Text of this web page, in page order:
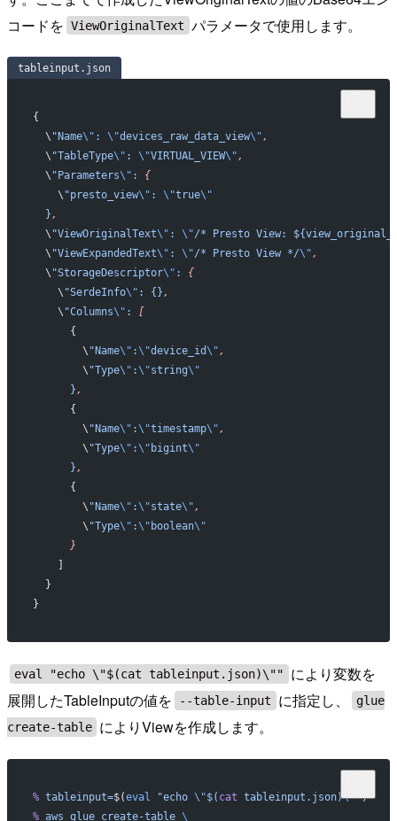
コードを ViewOriginalText パラメータで使用します。
tableinput.json
{
  \
"Name\" : \"devices_raw_data_view\" ,
  \
"TableType\" : \"VIRTUAL_VIEW\" ,
  \
"Parameters\" : {
    \
"presto_view\" : \"true\"
  }
,
  \
"ViewOriginalText\" : \"/* Presto View:
  \
"ViewExpandedText\" : \"/* Presto View */\" ,
  \
"StorageDescriptor\" : {
    \
"SerdeInfo\" : {} ,
    \
"Columns\" : [
      {
        \
"Name\" :\"device_id\" ,
        \
"Type\" :\"string\"
      }
,
      {
        \
"Name\" :\"timestamp\" ,
        \
"Type\" :\" bigint\"
      }
,
      {
        \
"Name\" :\"state\" ,
        \
"Type\" :\" boolean\"
      }
  }
}
eval "echo \"$(cat tableinput.json)\""
により変数を
展開したTableInputの値を
--table-input に指定し、
glue
create-table によりViewを作成します。
% tableinput=$(eval "echo \"$( cat tableinput.json)\"")
% aws glue create-table \